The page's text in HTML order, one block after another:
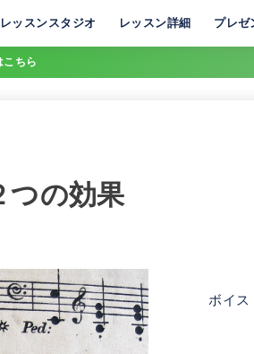
レッスンスタジオ レッスン詳細 プレゼ
こちら
つの効果
ボイス